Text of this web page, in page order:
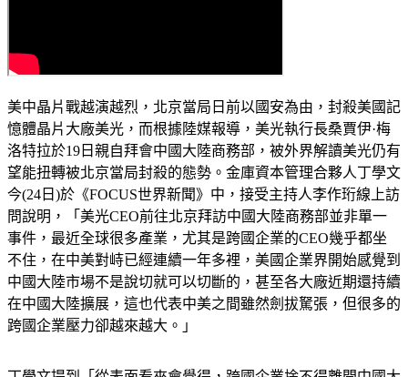
美中晶片戰越演越烈，北京當局日前以國安為由，封殺美國記
憶體晶片大廠美光，而根據陸媒報導，美光執行長桑賈伊·梅
洛特拉於19日親自拜會中國大陸商務部，被外界解讀美光仍有
望能扭轉被北京當局封殺的態勢。金庫資本管理合夥人丁學文
今(24日)於《FOCUS世界新聞》中，接受主持人李作珩線上訪
問說明，「美光CEO前往北京拜訪中國大陸商務部並非單一
事件，最近全球很多產業，尤其是跨國企業的CEO幾乎都坐
不住，在中美對峙已經連續一年多裡，美國企業界開始感覺到
中國大陸市場不是說切就可以切斷的，甚至各大廠近期還持續
在中國大陸擴展，這也代表中美之間雖然劍拔駑張，但很多的